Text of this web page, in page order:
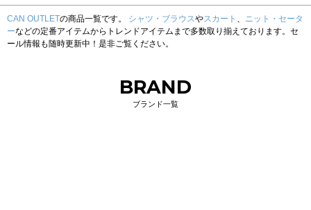
CAN OUTLETの商品一覧です。 シャツ・ブラウスやスカート 、 ニット・セータ
ーなどの定番アイテムからトレンドアイテムまで多数取り揃えております。セ
ール情報も随時更新中！是非ご覧ください。
BRAND
ブランド一覧